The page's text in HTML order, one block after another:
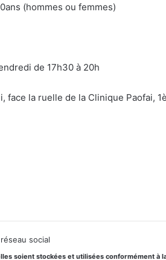
(hommes ou femmes)
de 17h30 à 20h
face la ruelle de la Clinique Paofai,
social
soient stockées et utilisées conformément à